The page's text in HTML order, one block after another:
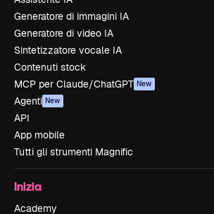
Generatore di immagini IA
Generatore di video IA
Sintetizzatore vocale IA
Contenuti stock
MCP per Claude/ChatGPT New
Agenti New
API
App mobile
Tutti gli strumenti Magnific
Inizia
Academy